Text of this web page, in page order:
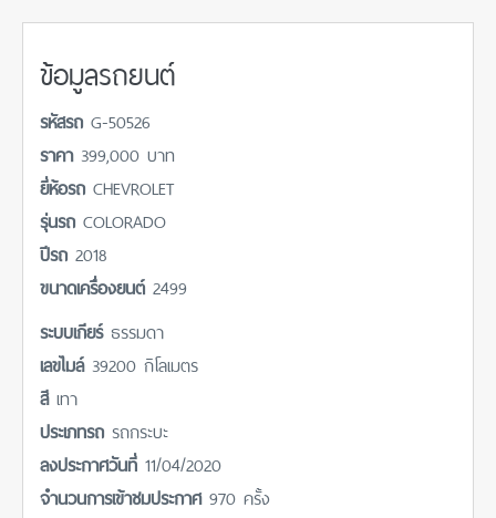
ข้อมูลรถยนต์
รหัสรถ G-50526
ราคา 399,000 บาท
ยี่ห้อรถ CHEVROLET
รุ่นรถ COLORADO
ปีรถ 2018
ขนาดเครื่องยนต์ 2499
ระบบเกียร์ ธรรมดา
เลขไมล์ 39200 กิโลเมตร
สี เทา
ประเภทรถ รถกระบะ
ลงประกาศวันที่ 11/04/2020
จำนวนการเข้าชมประกาศ 970 ครั้ง